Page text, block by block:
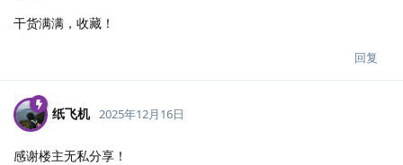
干货满满，收藏！
回复
纸飞机 2025年12月16日
感谢楼主无私分享！